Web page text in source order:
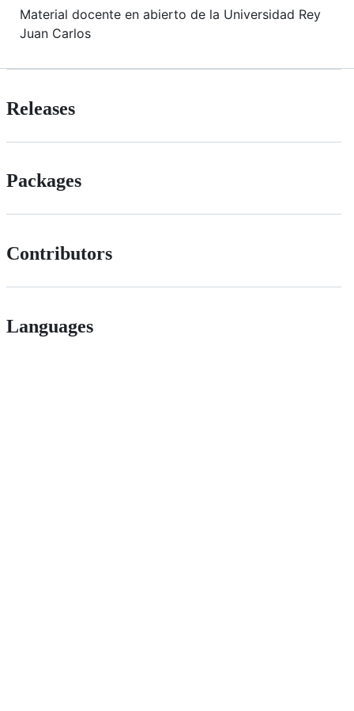
Material docente en abierto de la Universidad Rey
Juan Carlos
Releases
Packages
Contributors
Languages